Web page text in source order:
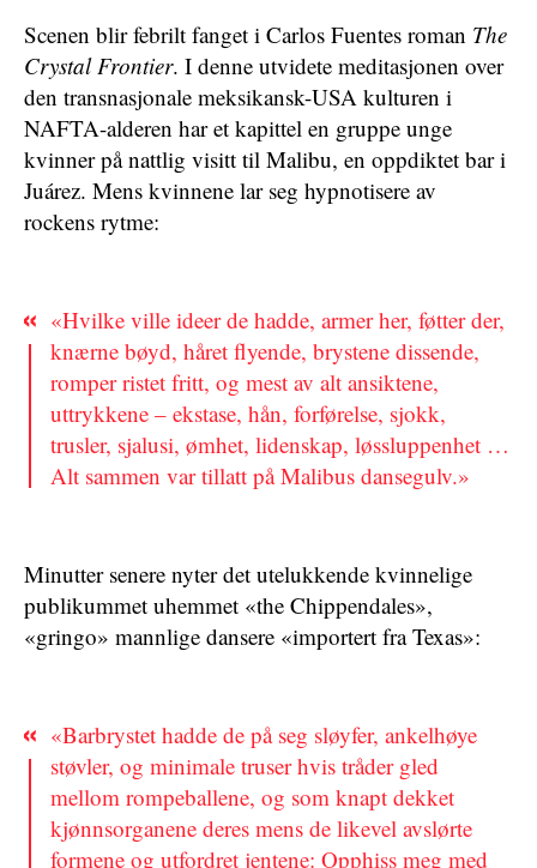
Scenen blir febrilt fanget i Carlos Fuentes roman The
Crystal Frontier. I denne utvidete meditasjonen over
den transnasjonale meksikansk-USA kulturen i
NAFTA-alderen har et kapittel en gruppe unge
kvinner på nattlig visitt til Malibu, en oppdiktet bar i
Juárez. Mens kvinnene lar seg hypnotisere av
rockens rytme:
«Hvilke ville ideer de hadde, armer her, føtter der,
knærne bøyd, håret flyende, brystene dissende,
romper ristet fritt, og mest av alt ansiktene,
uttrykkene – ekstase, hån, forførelse, sjokk,
trusler, sjalusi, ømhet, lidenskap, løssluppenhet …
Alt sammen var tillatt på Malibus dansegulv.»
Minutter senere nyter det utelukkende kvinnelige
publikummet uhemmet «the Chippendales»,
«gringo» mannlige dansere «importert fra Texas»:
«Barbrystet hadde de på seg sløyfer, ankelhøye
støvler, og minimale truser hvis tråder gled
mellom rompeballene, og som knapt dekket
kjønnsorganene deres mens de likevel avslørte
formene og utfordret jentene: Opphiss meg med